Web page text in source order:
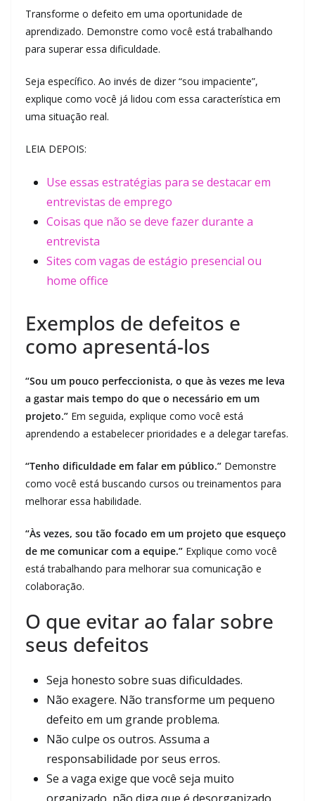
Transforme o defeito em uma oportunidade de
aprendizado. Demonstre como você está trabalhando
para superar essa dificuldade.
Seja específico. Ao invés de dizer “sou impaciente”,
explique como você já lidou com essa característica em
uma situação real.
LEIA DEPOIS:
Use essas estratégias para se destacar em
entrevistas de emprego
Coisas que não se deve fazer durante a
entrevista
Sites com vagas de estágio presencial ou
home office
Exemplos de defeitos e
como apresentá-los
“Sou um pouco perfeccionista, o que às vezes me leva
a gastar mais tempo do que o necessário em um
projeto.” Em seguida, explique como você está
aprendendo a estabelecer prioridades e a delegar tarefas.
“Tenho dificuldade em falar em público.” Demonstre
como você está buscando cursos ou treinamentos para
melhorar essa habilidade.
“Às vezes, sou tão focado em um projeto que esqueço
de me comunicar com a equipe.” Explique como você
está trabalhando para melhorar sua comunicação e
colaboração.
O que evitar ao falar sobre
seus defeitos
Seja honesto sobre suas dificuldades.
Não exagere. Não transforme um pequeno
defeito em um grande problema.
Não culpe os outros. Assuma a
responsabilidade por seus erros.
Se a vaga exige que você seja muito